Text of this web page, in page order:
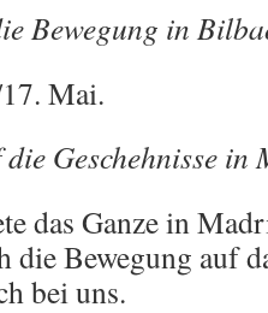
Bewegung in
Mai.
Geschehnisse in
das Ganze in
die Bewegung auf
bei uns.